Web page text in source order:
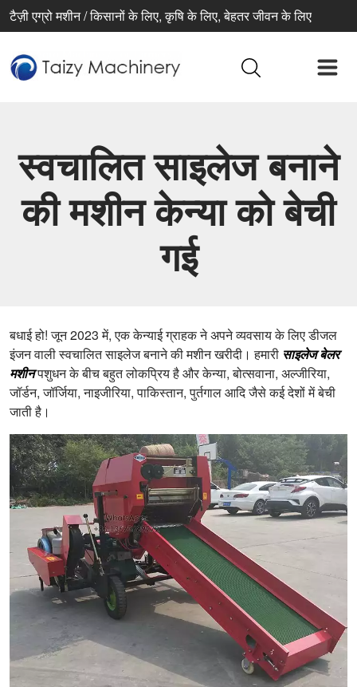
टैज़ी एग्रो मशीन / किसानों के लिए, कृषि के लिए, बेहतर जीवन के लिए
स्वचालित साइलेज बनाने
की मशीन केन्या को बेची
गई
बधाई हो! जून 2023 में, एक केन्याई ग्राहक ने अपने व्यवसाय के लिए डीजल
इंजन वाली स्वचालित साइलेज बनाने की मशीन खरीदी। हमारी साइलेज बेलर
मशीनपशुधन के बीच बहुत लोकप्रिय है और केन्या, बोत्सवाना, अल्जीरिया,
जॉर्डन, जॉर्जिया, नाइजीरिया, पाकिस्तान, पुर्तगाल आदि जैसे कई देशों में बेची
जाती है।